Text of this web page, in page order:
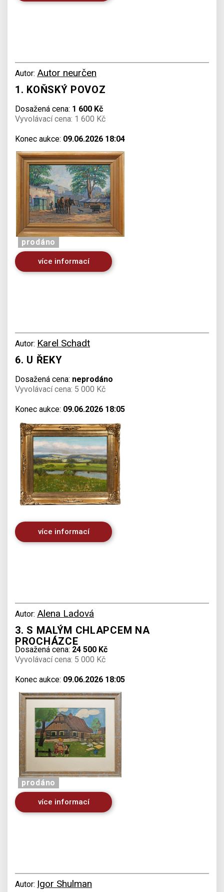
Autor: Autor neurčen
1. KOŇSKÝ POVOZ
Dosažená cena: 1 600 Kč
Vyvolávací cena: 1 600 Kč
Konec aukce: 09.06.2026 18:04
prodáno
více informací
Autor: Karel Schadt
6. U ŘEKY
Dosažená cena: neprodáno
Vyvolávací cena: 5 000 Kč
Konec aukce: 09.06.2026 18:05
více informací
Autor: Alena Ladová
3. S MALÝM CHLAPCEM NA
PROCHÁZCE
Dosažená cena: 24 500 Kč
Vyvolávací cena: 5 000 Kč
Konec aukce: 09.06.2026 18:05
prodáno
více informací
Autor: Igor Shulman